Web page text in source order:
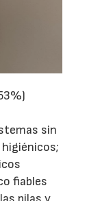
sin
fiables